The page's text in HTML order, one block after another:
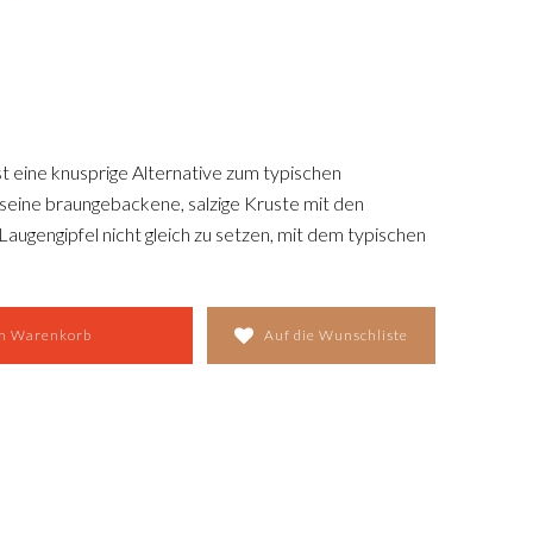
eine knusprige Alternative zum typischen
braungebackene, salzige Kruste mit den
nicht gleich zu setzen, mit dem typischen
ist wie ein Buttergipfeli. Der Laugengipfel
Warenkorb Auf die Wunschliste